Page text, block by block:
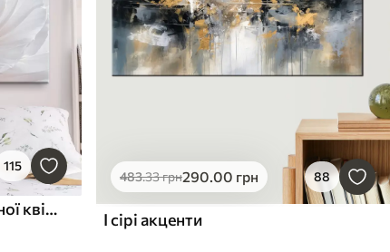
115
Крупний план великої, ніжної квітки пастельного кольору з м'якими пелюстками, що розпускаються
483.33грн290.00 грн 88
І сірі акценти